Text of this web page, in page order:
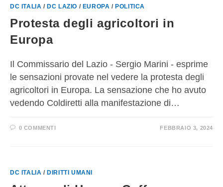
DC ITALIA /DC LAZIO / EUROPA /POLITICA
Protesta degli agricoltori in
Europa
Il Commissario del Lazio - Sergio Marini - esprime
le sensazioni provate nel vedere la protesta degli
agricoltori in Europa. La sensazione che ho avuto
vedendo Coldiretti alla manifestazione di…
0 COMMENTI FEBBRAIO 3, 2024
DC ITALIA /DIRITTI UMANI